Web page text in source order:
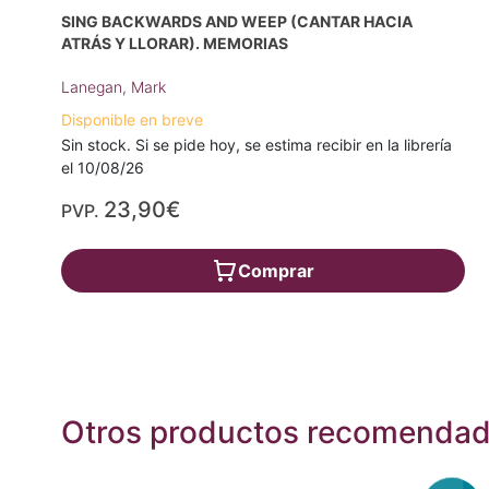
SING BACKWARDS AND WEEP (CANTAR HACIA
ATRÁS Y LLORAR). MEMORIAS
Lanegan, Mark
Disponible en breve
Sin stock. Si se pide hoy, se estima recibir en la librería
el 10/08/26
PVP. 23,90€
Comprar
Otros productos